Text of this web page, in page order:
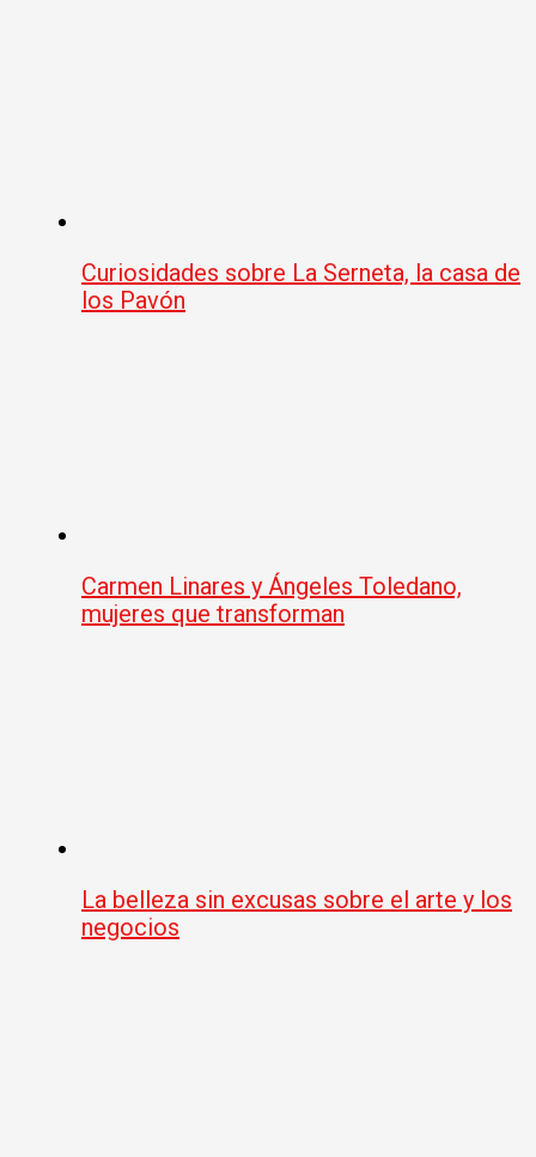
Curiosidades sobre La Serneta, la casa de
los Pavón
Carmen Linares y Ángeles Toledano,
mujeres que transforman
La belleza sin excusas sobre el arte y los
negocios